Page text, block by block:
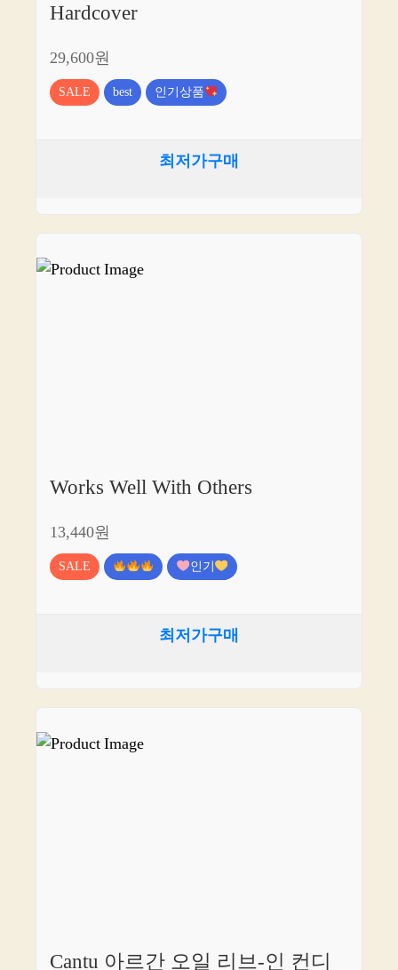
Hardcover
29,600원
SALE best 인기상품
최저가구매
Works Well With Others
13,440원
SALE 인기
최저가구매
Cantu 아르간 오일 리브-인 컨디